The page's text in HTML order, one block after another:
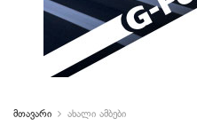
მთავარი ახალი ამბები